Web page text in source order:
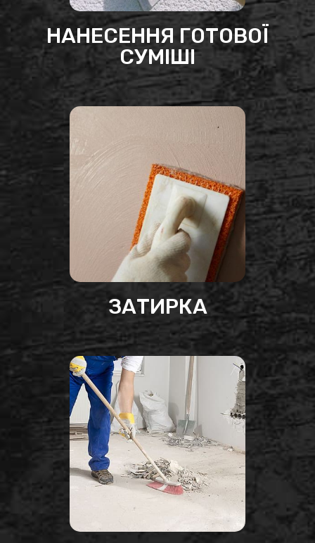
НАНЕСЕННЯ ГОТОВОЇ
СУМІШІ
ЗАТИРКА